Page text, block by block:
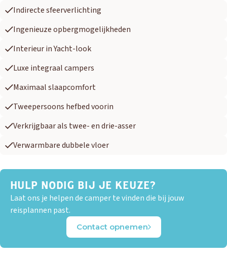
Indirecte sfeerverlichting
Ingenieuze opbergmogelijkheden
Interieur in Yacht-look
Luxe integraal campers
Maximaal slaapcomfort
Tweepersoons hefbed voorin
Verkrijgbaar als twee- en drie-asser
Verwarmbare dubbele vloer
HULP NODIG BIJ JE KEUZE?
Laat ons je helpen de camper te vinden die bij jouw
reisplannen past.
Contact opnemen
OUD GASTEL
HERPEN
AdriaBürstner CaravelairEasy Caravanning